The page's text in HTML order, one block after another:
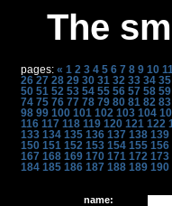
The
pages: « 1 2 3 4 5 6 7 8 9 10
26 27 28 29 30 31 32 33 34 35
50 51 52 53 54 55 56 57 58 59
74 75 76 77 78 79 80 81 82 83
98 99 100 101 102 103 104
116 117 118 119 120 121 122
133 134 135 136 137 138 139
150 151 152 153 154 155 156
167 168 169 170 171 172 173
184 185 186 187 188 189 190
name: